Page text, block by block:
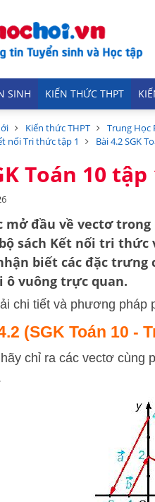
SINH KIẾN THỨC THPT
Kiến thức THPT Trung Học
nối Tri thức tập 1
Bài 4.2 SGK
Toán 10
mở đầu về vectơ
sách Kết nối tri thức
biết các đặc trưng
vuông trực quan.
chi tiết và phương pháp
(SGK Toán 10 -
chỉ ra các vectơ